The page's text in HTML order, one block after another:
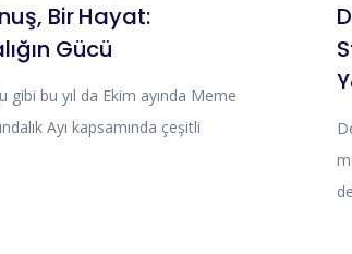
Bir Hayat:
Gücü
gibi bu yıl da Ekim ayında Meme
Ayı kapsamında çeşitli